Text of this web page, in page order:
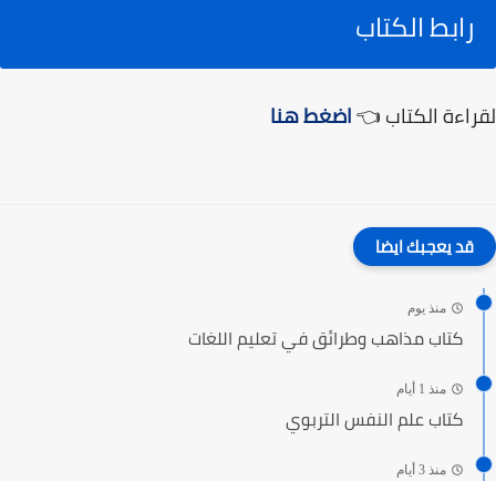
رابط الكتاب
لقراءة الكتاب 👈اضغط هنا
قد يعجبك ايضا
منذ يوم
كتاب مذاهب وطرائق في تعليم اللغات
منذ 1 أيام
كتاب علم النفس التربوي
منذ 3 أيام